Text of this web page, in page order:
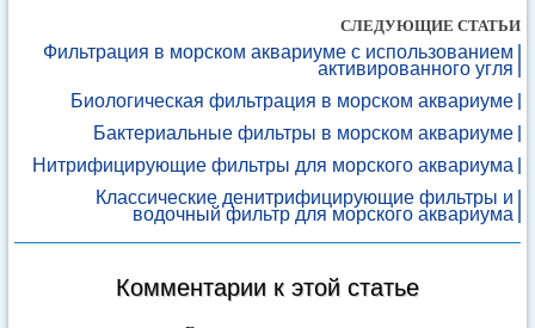
СЛЕДУЮЩИЕ СТАТЬИ
Фильтрация в морском аквариуме с использованием
активированного угля
Биологическая фильтрация в морском аквариуме
Бактериальные фильтры в морском аквариуме
Нитрифицирующие фильтры для морского аквариума
Классические денитрифицирующие фильтры и
водочный фильтр для морского аквариума
Комментарии к этой статье